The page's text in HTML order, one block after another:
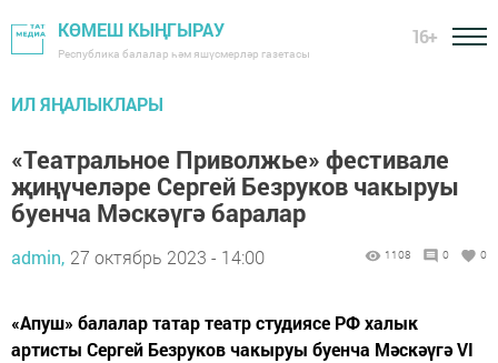
КӨМЕШ КЫҢГЫРАУ
Республика балалар һәм яшүсмерләр газетасы
16+
ИЛ ЯҢАЛЫКЛАРЫ
«Театральное Приволжье» фестивале
җиңүчеләре Сергей Безруков чакыруы
буенча Мәскәүгә баралар
admin, 27 октябрь 2023 - 14:00 1108 0 0
«Апуш» балалар татар театр студиясе РФ халык
артисты Сергей Безруков чакыруы буенча Мәскәүгә VI